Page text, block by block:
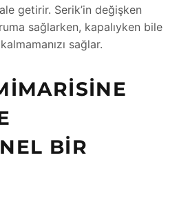
getirir. Serik’in değişken
sağlarken, kapalıyken bile
sağlar.
BIR